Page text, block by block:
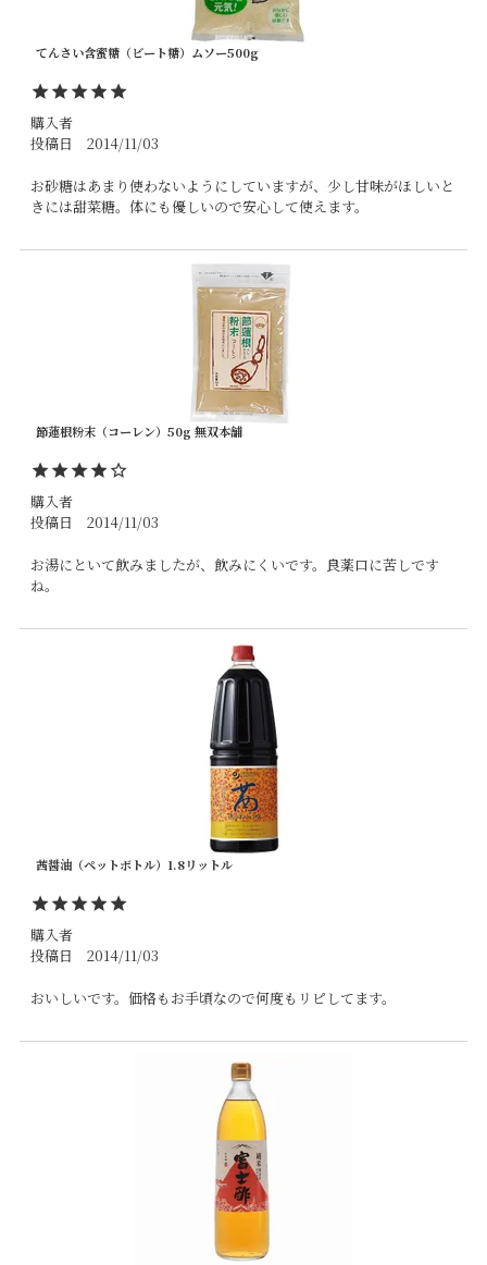
てんさい含蜜糖（ビート糖）ムソー500g
購入者
投稿日
2014/11/03
お砂糖はあまり使わないようにしていますが、少し甘味がほしいと
きには甜菜糖。体にも優しいので安心して使えます。
節蓮根粉末（コーレン）50g 無双本舗
購入者
投稿日
2014/11/03
お湯にといて飲みましたが、飲みにくいです。良薬口に苦しです
ね。
茜醤油（ペットボトル）1.8リットル
購入者
投稿日
2014/11/03
おいしいです。価格もお手頃なので何度もリピしてます。